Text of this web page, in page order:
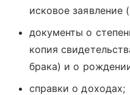
исковое заявление
документы о
копия
брака) и о
справки о доходах;